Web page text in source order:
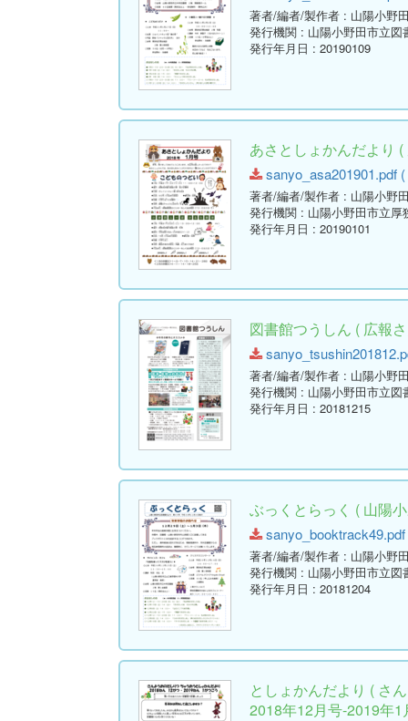
著者/編者/製作者 : 山陽小野
発行機関 : 山陽小野田市立図
発行年月日 : 20190109
あさとしょかんだより
sanyo_asa201901.pdf
著者/編者/製作者 : 山陽小野
発行機関 : 山陽小野田市立厚
発行年月日 : 20190101
図書館つうしん ( 広報
著者/編者/製作者 : 山陽小野
発行機関 : 山陽小野田市立図
発行年月日 : 20181215
ぶっくとらっく ( 山陽
著者/編者/製作者 : 山陽小野
発行機関 : 山陽小野田市立図
発行年月日 : 20181204
としょかんだより ( さ
2018年12月号-2019年1